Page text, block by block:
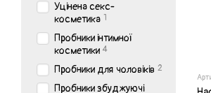
Уцінена секс-
косметика 1
Пробники інтимної
косметики 4
Пробники для чоловіків 2
Пробники збуджуючі